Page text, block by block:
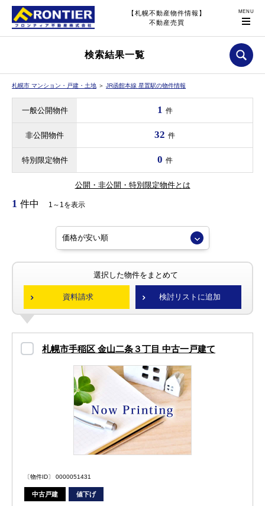
【札幌不動産物件情報】
不動産売買
検索結果一覧
札幌市 マンション・戸建・土地 ＞ JR函館本線 星置駅の物件情報
一般公開物件 1 件
非公開物件 32 件
特別限定物件 0 件
公開・非公開・特別限定物件とは
1 件中 1～1を表示
選択した物件をまとめて
資料請求 検討リストに追加
札幌市手稲区 金山二条３丁目 中古一戸建て
〔物件ID〕 0000051431
中古戸建 値下げ